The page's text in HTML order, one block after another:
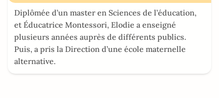
Diplômée d’un master en Sciences de l’éducation,
et Éducatrice Montessori, Elodie a enseigné
plusieurs années auprès de différents publics.
Puis, a pris la Direction d’une école maternelle
alternative.